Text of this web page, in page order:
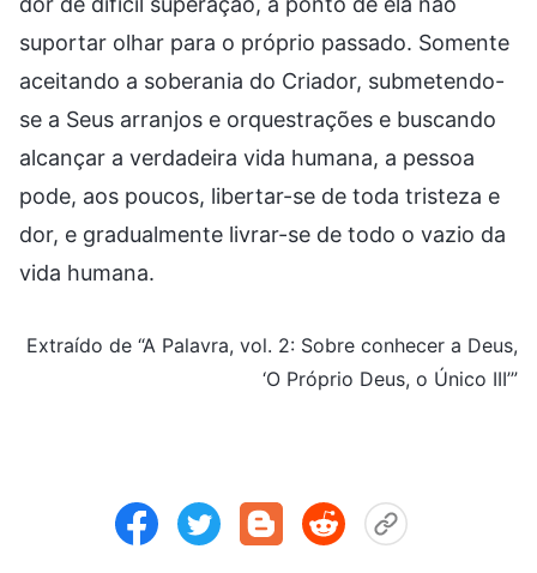
suportar olhar para o próprio passado. Somente
aceitando a soberania do Criador, submetendo-
se a Seus arranjos e orquestrações e buscando
alcançar a verdadeira vida humana, a pessoa
pode, aos poucos, libertar-se de toda tristeza e
dor, e gradualmente livrar-se de todo o vazio da
vida humana.
Extraído de “A Palavra, vol. 2: Sobre conhecer a Deus,
‘O Próprio Deus, o Único III’”